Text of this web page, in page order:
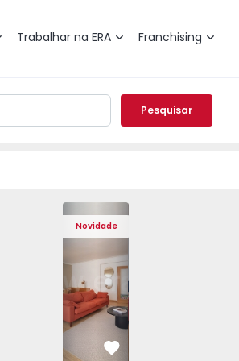
Trabalhar na ERA Franchising
Pesquisar
Varzim, Beiriz e Argivai - 1574602 - 20
Póvoa de Varzim, Beiriz e Argivai -
de Varzim, Póvoa de Varzim, Beiriz
T3 Póvoa de Varzim, Póvoa de
Apartamento T3 Póvoa de Varzim,
Apartamento T3 Póvoa de
Apartamento
Novidade
Apartamento T4 Cascais, São
Apartamento T4 Cascais,
Apartamento T4
Favorito